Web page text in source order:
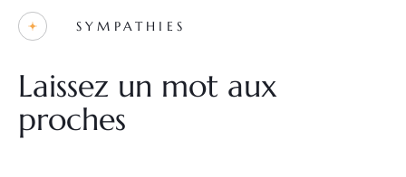
SYMPATHIES
Laissez un mot aux
proches